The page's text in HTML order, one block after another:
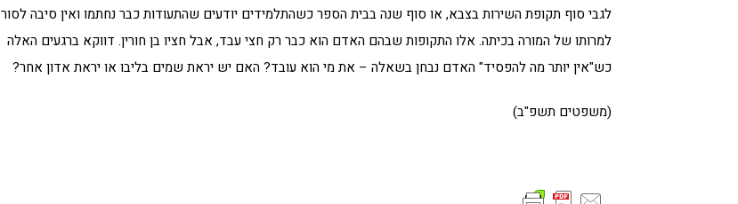
לגבי סוף תקופת השירות בצבא, או סוף שנה בבית הספר כשהתלמידים יודעים שהתעודות כבר נחתמו ואין סיבה לסור
למרותו של המורה בכיתה. אלו התקופות שבהם האדם הוא כבר רק חצי עבד, אבל חציו בן חורין. דווקא ברגעים האלה
כש"אין יותר מה להפסיד" האדם נבחן בשאלה – את מי הוא עובד? האם יש יראת שמים בליבו או יראת אדון אחר?
(משפטים תשפ"ב)